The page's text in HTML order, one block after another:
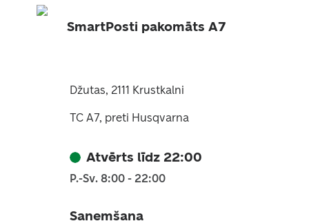
SmartPosti pakomāts A7
Džutas, 2111 Krustkalni
TC A7, preti Husqvarna
Atvērts līdz 22:00
P.-Sv. 8:00 - 22:00
Saņemšana